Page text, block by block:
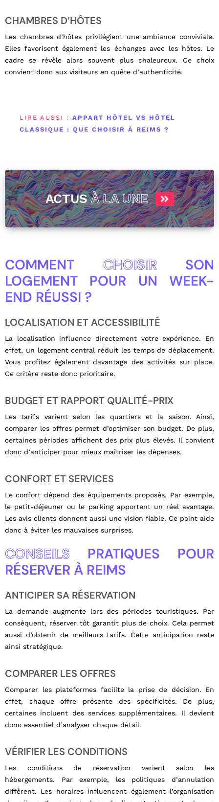
CHAMBRES D’HÔTES
Les chambres d’hôtes privilégient une ambiance conviviale.
Elles favorisent également les échanges avec les hôtes. Le
cadre se révèle alors souvent plus chaleureux. Ce choix
convient donc aux visiteurs en quête d’authenticité.
LIRE AUSSI : APPART HÔTEL VS HÔTEL
CLASSIQUE : QUE CHOISIR À REIMS ?
ACTUSÀ LA UNE
COMMENT CHOISIRSON
LOGEMENT POUR UN WEEK-
END RÉUSSI ?
LOCALISATION ET ACCESSIBILITÉ
La localisation influence directement votre expérience. En
effet, un logement central réduit les temps de déplacement.
Vous profitez également davantage des activités sur place.
Ce critère reste donc prioritaire.
BUDGET ET RAPPORT QUALITÉ-PRIX
Les tarifs varient selon les quartiers et la saison. Ainsi,
comparer les offres permet d’optimiser son budget. De plus,
certaines périodes affichent des prix plus élevés. Il convient
donc d’anticiper pour mieux maîtriser les dépenses.
CONFORT ET SERVICES
Le confort dépend des équipements proposés. Par exemple,
le petit-déjeuner ou le parking apportent un réel avantage.
Les avis clients donnent aussi une vision fiable. Ce point aide
donc à éviter les mauvaises surprises.
CONSEILS PRATIQUES POUR
RÉSERVER À REIMS
ANTICIPER SA RÉSERVATION
La demande augmente lors des périodes touristiques. Par
conséquent, réserver tôt garantit plus de choix. Cela permet
aussi d’obtenir de meilleurs tarifs. Cette anticipation reste
ainsi stratégique.
COMPARER LES OFFRES
Comparer les plateformes facilite la prise de décision. En
effet, chaque offre présente des spécificités. De plus,
certaines incluent des services supplémentaires. Il devient
donc essentiel d’analyser chaque détail.
VÉRIFIER LES CONDITIONS
Les conditions de réservation varient selon les
hébergements. Par exemple, les politiques d’annulation
diffèrent. Les horaires influencent également l’organisation